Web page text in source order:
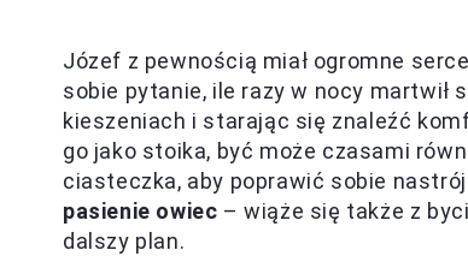
Józef z pewnością miał ogromne
sobie pytanie, ile razy w nocy martwił
kieszeniach i starając się znaleźć
go jako stoika, być może czasami
ciasteczka, aby poprawić sobie
pasienie owiec – wiąże się także z
dalszy plan.